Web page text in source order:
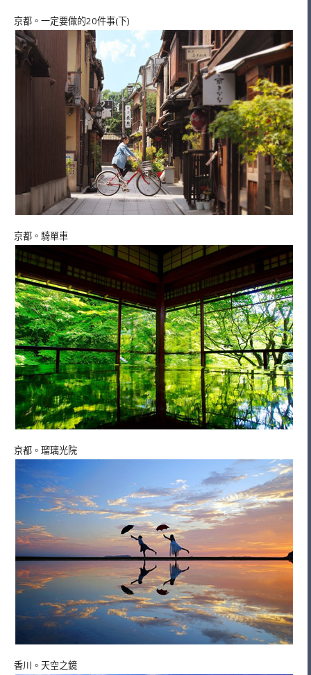
京都。一定要做的20件事(下)
京都。騎單車
京都。瑠璃光院
香川。天空之鏡